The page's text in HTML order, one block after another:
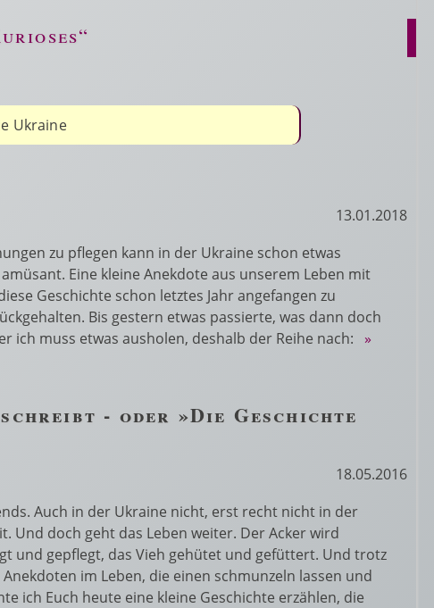
Ukraine
13.01.2018
zu pflegen kann in der Ukraine schon etwas
Eine kleine Anekdote aus unserem Leben mit
Geschichte schon letztes Jahr angefangen zu
Bis gestern etwas passierte, was dann doch
ich muss etwas ausholen, deshalb der Reihe nach: »
- oder »Die Geschichte
18.05.2016
Auch in der Ukraine nicht, erst recht nicht in der
Und doch geht das Leben weiter. Der Acker wird
und gepflegt, das Vieh gehütet und gefüttert. Und trotz
im Leben, die einen schmunzeln lassen und
ich Euch heute eine kleine Geschichte erzählen, die